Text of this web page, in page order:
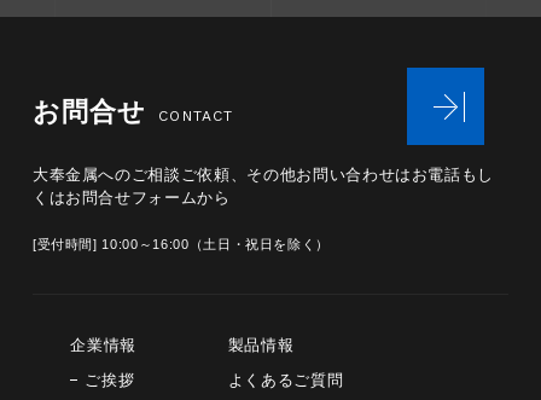
お問合せ CONTACT
大奉金属へのご相談ご依頼、その他お問い合わせは お電話もし
くはお問合せフォームから
[受付時間] 10:00～16:00（土日・祝日を除く）
企業情報
ご挨拶
製品情報
よくあるご質問